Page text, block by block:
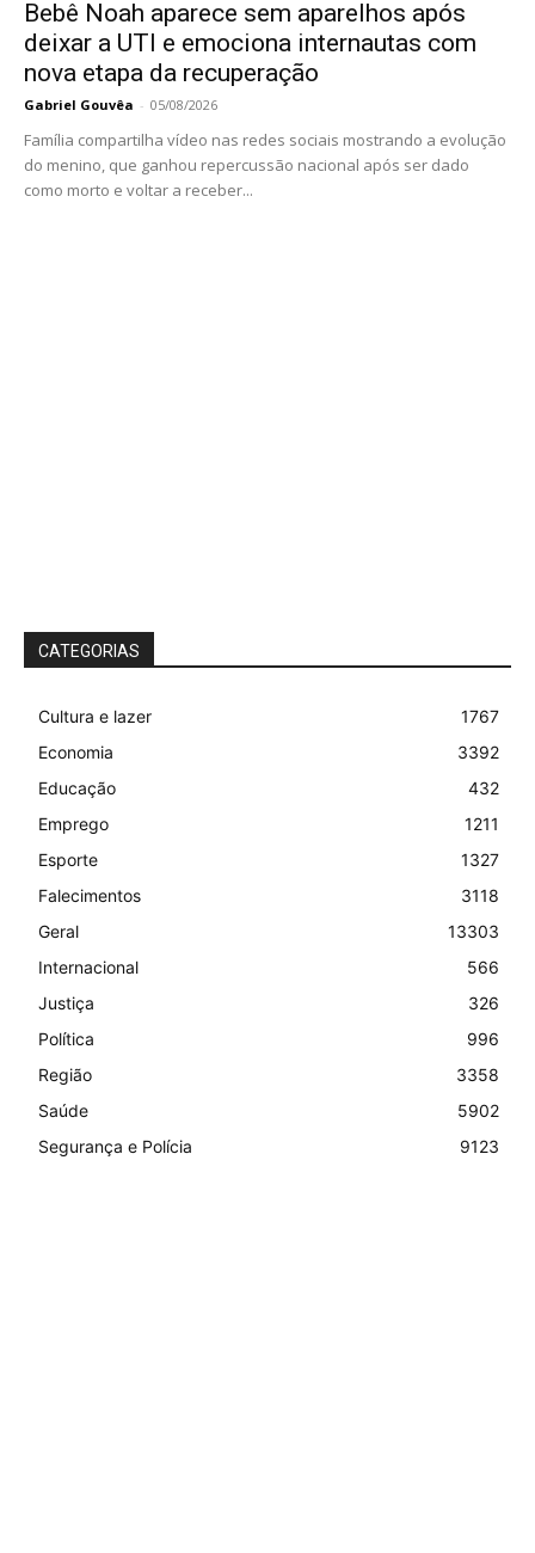
Bebê Noah aparece sem aparelhos após
deixar a UTI e emociona internautas com
nova etapa da recuperação
Gabriel Gouvêa - 05/08/2026
Família compartilha vídeo nas redes sociais mostrando a evolução
do menino, que ganhou repercussão nacional após ser dado
como morto e voltar a receber...
CATEGORIAS
Cultura e lazer
1767
Economia
3392
Educação
432
Emprego
1211
Esporte
1327
Falecimentos
3118
Geral
13303
Internacional
566
Justiça
326
Política
996
Região
3358
Saúde
5902
Segurança e Polícia
9123